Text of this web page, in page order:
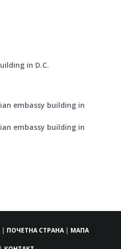
in D.C.
embassy building in
embassy building in
| ПОЧЕТНА СТРАНА| МАПА